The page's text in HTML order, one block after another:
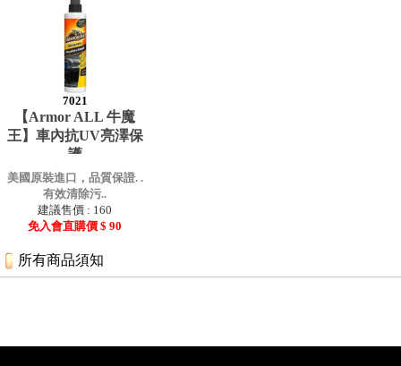
7021
【Armor ALL 牛魔
王】車內抗UV亮澤保
護
美國原裝進口，品質保證. .
有效清除污..
建議售價 : 160
免入會直購價 $ 90
所有商品須知